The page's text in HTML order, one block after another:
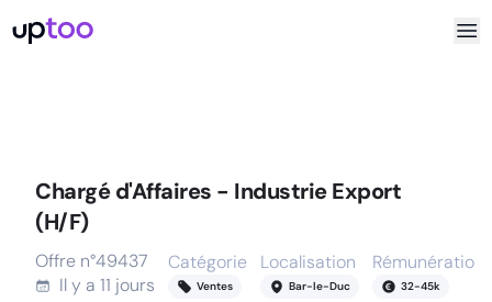
Chargé d'Affaires - Industrie Export
(H/F)
Offre n°49437
Il y a 11 jours
Catégorie
Ventes
Localisation
Bar-le-Duc
Rémunération
32-45k